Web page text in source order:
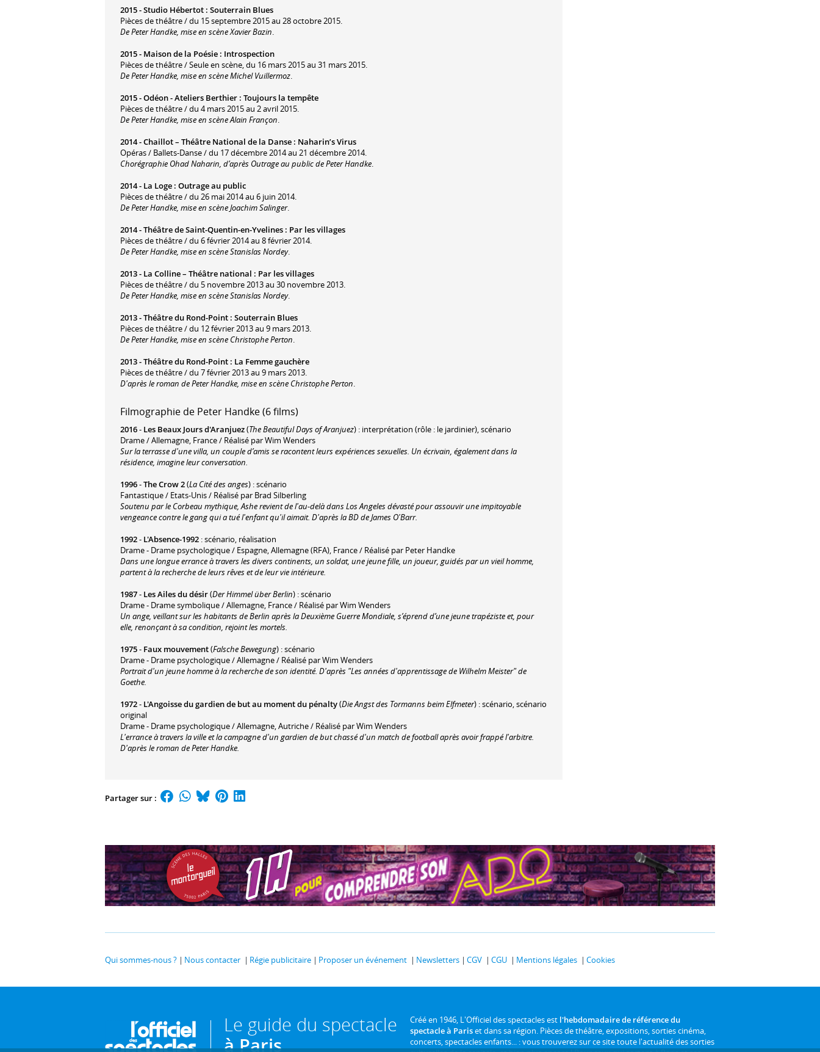
2015 -Studio Hébertot : Souterrain Blues
Pièces de théâtre / du 15 septembre 2015 au 28 octobre 2015.
De Peter Handke, mise en scène Xavier Bazin.
2015 - Maison de la Poésie : Introspection
Pièces de théâtre / Seule en scène, du 16 mars 2015 au 31 mars 2015.
De Peter Handke, mise en scène Michel Vuillermoz.
2015 -Odéon - Ateliers Berthier : Toujours la tempête
Pièces de théâtre / du 4 mars 2015 au 2 avril 2015.
De Peter Handke, mise en scène Alain Françon.
2014 -Chaillot – Théâtre National de la Danse : Naharin’s Virus
Opéras / Ballets-Danse / du 17 décembre 2014 au 21 décembre 2014.
Chorégraphie Ohad Naharin, d’après Outrage au public de Peter Handke.
2014 - La Loge : Outrage au public
Pièces de théâtre / du 26 mai 2014 au 6 juin 2014.
De Peter Handke, mise en scène Joachim Salinger.
2014 -Théâtre de Saint-Quentin-en-Yvelines : Par les villages
Pièces de théâtre / du 6 février 2014 au 8 février 2014.
De Peter Handke, mise en scène Stanislas Nordey.
2013 - La Colline – Théâtre national : Par les villages
Pièces de théâtre / du 5 novembre 2013 au 30 novembre 2013.
De Peter Handke, mise en scène Stanislas Nordey.
2013 -Théâtre du Rond-Point : Souterrain Blues
Pièces de théâtre / du 12 février 2013 au 9 mars 2013.
De Peter Handke, mise en scène Christophe Perton.
2013 -Théâtre du Rond-Point : La Femme gauchère
Pièces de théâtre / du 7 février 2013 au 9 mars 2013.
D'après le roman de Peter Handke, mise en scène Christophe Perton.
Filmographie de Peter Handke (6 films)
2016- Les Beaux Jours d'Aranjuez(The Beautiful Days of Aranjuez) : interprétation (rôle : le jardinier), scénario
Drame / Allemagne, France / Réalisé par Wim Wenders
Sur la terrasse d'une villa, un couple d’amis se racontent leurs expériences sexuelles. Un écrivain, également dans la
résidence, imagine leur conversation.
1996-The Crow 2(La Cité des anges) : scénario
Fantastique / Etats-Unis / Réalisé par Brad Silberling
Soutenu par le Corbeau mythique, Ashe revient de l'au-delà dans Los Angeles dévasté pour assouvir une impitoyable
vengeance contre le gang qui a tué l'enfant qu'il aimait. D'après la BD de James O'Barr.
1992- L'Absence-1992 : scénario, réalisation
Drame - Drame psychologique / Espagne, Allemagne (RFA), France / Réalisé par Peter Handke
Dans une longue errance à travers les divers continents, un soldat, une jeune fille, un joueur, guidés par un vieil homme,
partent à la recherche de leurs rêves et de leur vie intérieure.
1987- Les Ailes du désir(Der Himmel über Berlin) : scénario
Drame - Drame symbolique / Allemagne, France / Réalisé par Wim Wenders
Un ange, veillant sur les habitants de Berlin après la Deuxième Guerre Mondiale, s’éprend d’une jeune trapéziste et, pour
elle, renonçant à sa condition, rejoint les mortels.
1975- Faux mouvement(Falsche Bewegung) : scénario
Drame - Drame psychologique / Allemagne / Réalisé par Wim Wenders
Portrait d'un jeune homme à la recherche de son identité. D'après "Les années d'apprentissage de Wilhelm Meister" de
Goethe.
1972- L'Angoisse du gardien de but au moment du pénalty(Die Angst des Tormanns beim Elfmeter) : scénario, scénario
original
Drame - Drame psychologique / Allemagne, Autriche / Réalisé par Wim Wenders
L'errance à travers la ville et la campagne d'un gardien de but chassé d'un match de football après avoir frappé l'arbitre.
D'après le roman de Peter Handke.
Partager sur :
Qui sommes-nous ? Nous contacter Régie publicitaire Proposer un événement Newsletters CGV CGU Mentions légales Cookies
Le guide du spectacle
à Paris
Créé en 1946, L'Officiel des spectacles est l'hebdomadaire de référence du
spectacle à Pariset dans sa région. Pièces de théâtre, expositions, sorties cinéma,
concerts, spectacles enfants... : vous trouverez sur ce site toute l'actualité des sorties